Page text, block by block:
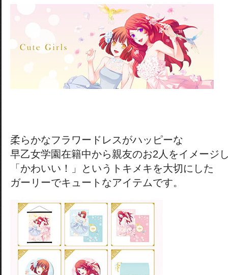
柔らかなフラワードレスがハッピーな
早乙女学園在籍中から親友のお2人をイメージ
「かわいい！」というトキメキを大切にした
ガーリーでキュートなアイテムです。